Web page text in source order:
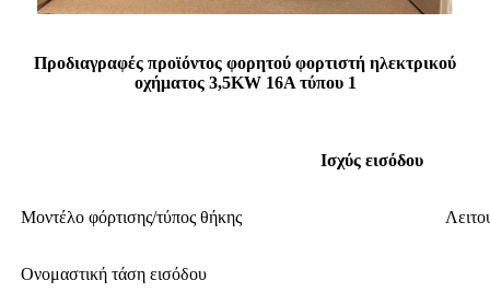
Προδιαγραφές προϊόντος φορητού φορτιστή ηλεκτρικού
οχήματος 3,5KW 16A τύπου 1
Ισχύς εισόδου
Μοντέλο φόρτισης/τύπος θήκης
Ονομαστική τάση εισόδου